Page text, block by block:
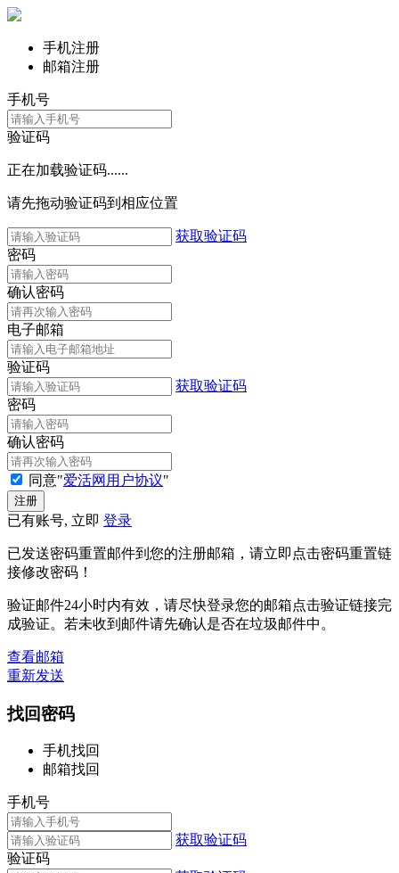
手机注册
邮箱注册
手机号
验证码
正在加载验证码......
请先拖动验证码到相应位置
获取验证码
密码
确认密码
电子邮箱
验证码
获取验证码
密码
确认密码
同意"爱活网用户协议"
已有账号, 立即 登录
已发送密码重置邮件到您的注册邮箱，请立即点击密码重置链
接修改密码！
验证邮件24小时内有效，请尽快登录您的邮箱点击验证链接完
成验证。若未收到邮件请先确认是否在垃圾邮件中。
查看邮箱
重新发送
找回密码
手机找回
邮箱找回
手机号
获取验证码
验证码